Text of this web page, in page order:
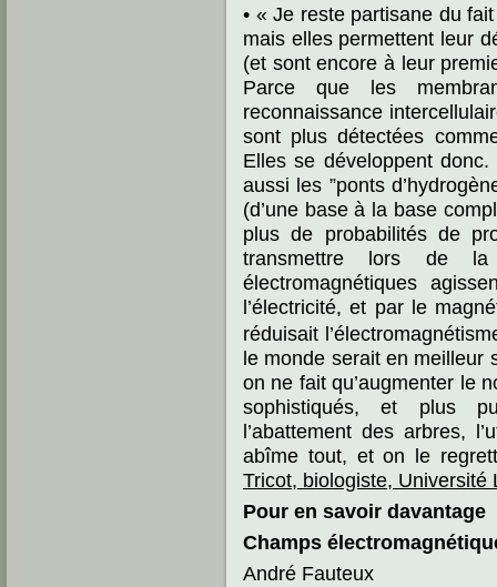
• « Je reste partisane du
mais elles permettent leur
(et sont encore à leur
Parce que les
reconnaissance
sont plus détectées
Elles se développent
aussi les ”ponts
(d’une base à la base
plus de probabilités de
transmettre lors de
électromagnétiques
l’électricité, et par le
réduisait
le monde serait en meilleur
on ne fait qu’augmenter le
sophistiqués, et plus
l’abattement des arbres,
abîme tout, et on le
Tricot, biologiste, Université
Pour en savoir davantage
Champs
André Fauteux